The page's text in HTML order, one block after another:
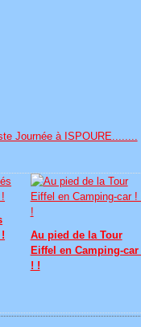
Journée à ISPOURE........
Au pied de la Tour
Eiffel en Camping-car
! !